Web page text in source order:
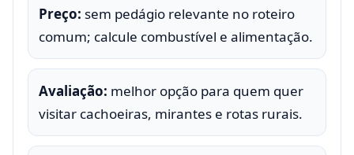
Preço: sem pedágio relevante no roteiro
comum; calcule combustível e alimentação.
Avaliação: melhor opção para quem quer
visitar cachoeiras, mirantes e rotas rurais.